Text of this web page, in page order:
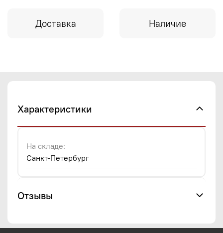
Доставка Наличие
Характеристики
На складе:
Санкт-Петербург
Отзывы